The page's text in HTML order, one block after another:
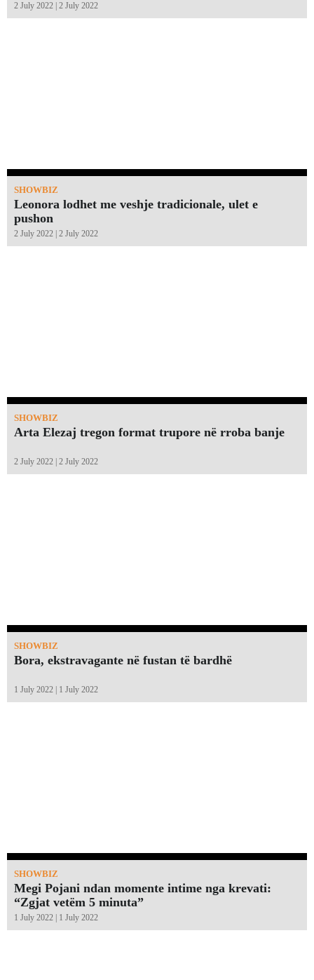
2 July 2022 | 2 July 2022
SHOWBIZ
Leonora lodhet me veshje tradicionale, ulet e
pushon
2 July 2022 | 2 July 2022
SHOWBIZ
Arta Elezaj tregon format trupore në rroba banje
2 July 2022 | 2 July 2022
SHOWBIZ
Bora, ekstravagante në fustan të bardhë
1 July 2022 | 1 July 2022
SHOWBIZ
Megi Pojani ndan momente intime nga krevati:
“Zgjat vetëm 5 minuta”￼
1 July 2022 | 1 July 2022